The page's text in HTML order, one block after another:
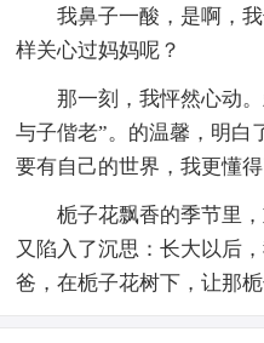
我鼻子一酸，是啊，我
样关心过妈妈呢？
那一刻，我怦然心动。
与子偕老”。的温馨，明白
要有自己的世界，我更懂
栀子花飘香的季节里，
又陷入了沉思：长大以后
爸，在栀子花树下，让那